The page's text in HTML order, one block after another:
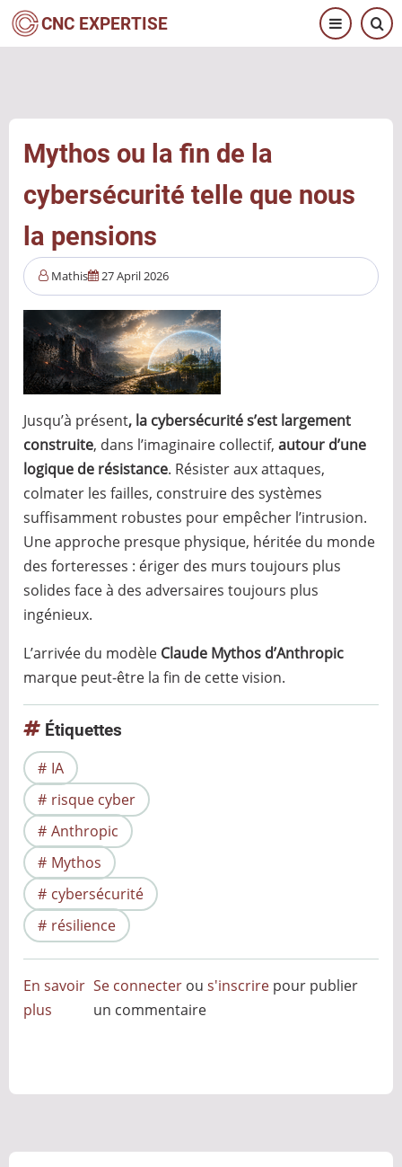
Aller
au
CNC EXPERTISE
Mythos ou la fin de la
cybersécurité telle que nous
la pensions
Mathis 27 April 2026
Jusqu’à présent, la cybersécurité s’est largement
construite, dans l’imaginaire collectif, autour d’une
logique de résistance. Résister aux attaques,
colmater les failles, construire des systèmes
suffisamment robustes pour empêcher l’intrusion.
Une approche presque physique, héritée du monde
des forteresses : ériger des murs toujours plus
solides face à des adversaires toujours plus
ingénieux.
L’arrivée du modèle Claude Mythos d’Anthropic
marque peut-être la fin de cette vision.
Étiquettes
IA
risque cyber
Anthropic
Mythos
cybersécurité
résilience
En savoir
plus
la
Se connecter ous'inscrire pour publier
un commentaire